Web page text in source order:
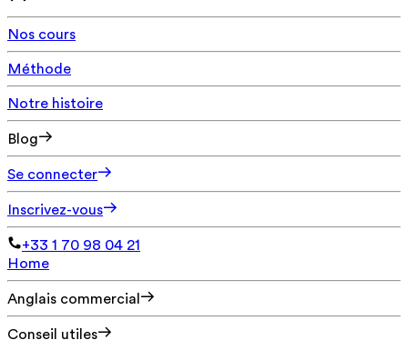
Nos cours
Méthode
Notre histoire
Blog
Se connecter
Inscrivez-vous
+33 1 70 98 04 21
Home
Anglais commercial
Conseil utiles